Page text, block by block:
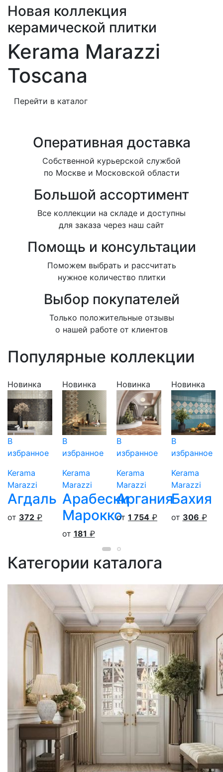
Новая коллекция
керамической плитки
Kerama Marazzi
Toscana
Перейти в каталог
Оперативная доставка
Собственной курьерской службой
по Москве и Московской области
Большой ассортимент
Все коллекции на складе и доступны
для заказа через наш сайт
Помощь и консультации
Поможем выбрать и рассчитать
нужное количество плитки
Выбор покупателей
Только положительные отзывы
о нашей работе от клиентов
Популярные коллекции
Новинка
В
избранное
Kerama
Marazzi
Агдаль
от 372 ₽
Новинка
В
избранное
Kerama
Marazzi
Арабески
Марокко
от 181 ₽
Новинка
В
избранное
Kerama
Marazzi
Аргания
от 1 754 ₽
Новинка
В
избранное
Kerama
Marazzi
Бахия
от 306 ₽
Категории каталога